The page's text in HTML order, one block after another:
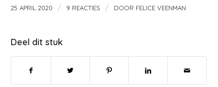
25 APRIL 2020 / 9 REACTIES / DOOR FELICE VEENMAN
Deel dit stuk